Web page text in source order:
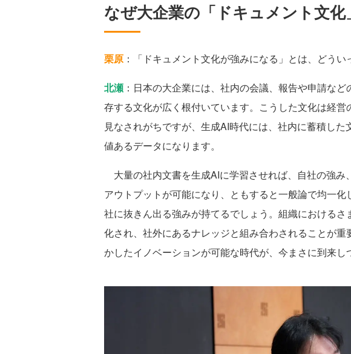
なぜ大企業の「ドキュメント文
栗原 ：「ドキュメント文化が強みになる」とは、どうい
北瀬 ：日本の大企業には、社内の会議、報告や申請な
存する文化が広く根付いています。こうした文化は経営
見なされがちですが、生成AI時代には、社内に蓄積し
値あるデータになります。
大量の社内文書を生成AIに学習させれば、自社の強み
アウトプットが可能になり、ともすると一般論で均一
社に抜きん出る強みが持てるでしょう。組織における
化され、社外にあるナレッジと組み合わされることが
かしたイノベーションが可能な時代が、今まさに到来し